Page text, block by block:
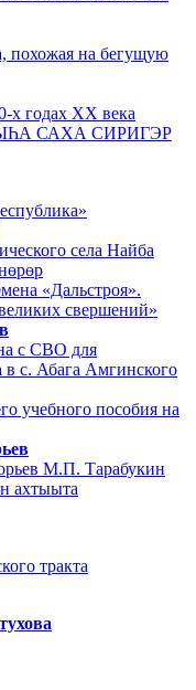
похожая на бегущую
х годах ХХ века
САХА СИРИГЭР
села Найба
«Дальстроя».
свершений»
с СВО для
в с. Абага Амгинского
учебного пособия на
М.П. Тарабукин
ахтыыта
тракта